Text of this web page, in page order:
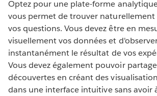
Optez pour une plate-forme
vous permet de trouver naturellement
vos questions. Vous devez être en
visuellement vos données et
instantanément le résultat de vos
Vous devez également pouvoir
découvertes en créant des
dans une interface intuitive sans avoir